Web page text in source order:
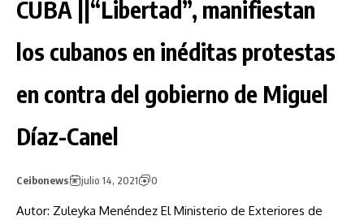
CUBA ||“Libertad”, manifiestan
los cubanos en inéditas protestas
en contra del gobierno de Miguel
Díaz-Canel
Ceibonews julio 14, 2021 0
Autor: Zuleyka Menéndez El Ministerio de Exteriores de